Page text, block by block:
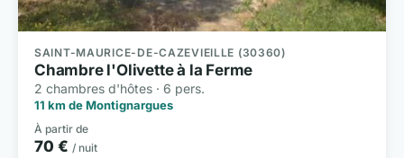
SAINT-MAURICE-DE-CAZEVIEILLE (30360)
Chambre l'Olivette à la Ferme
2 chambres d'hôtes · 6 pers.
11 km de Montignargues
À partir de
70 € / nuit